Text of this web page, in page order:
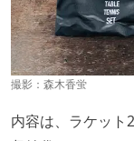
撮影： 森木香蛍
内容は、ラケット